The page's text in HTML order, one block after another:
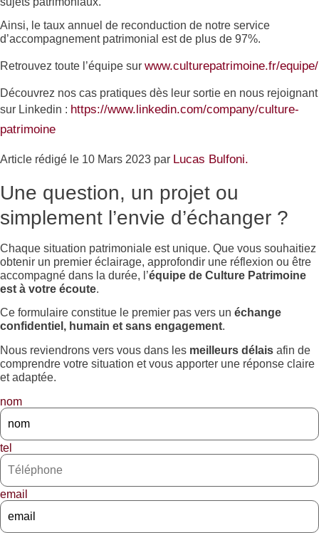
Ainsi, le taux annuel de reconduction de notre service
d’accompagnement patrimonial est de plus de 97%.
Retrouvez toute l’équipe sur www.culturepatrimoine.fr/equipe/
Découvrez nos cas pratiques dès leur sortie en nous rejoignant
sur Linkedin : https://www.linkedin.com/company/culture-
patrimoine
Article rédigé le 10 Mars 2023 par Lucas Bulfoni.
Une question, un projet ou
simplement l’envie d’échanger ?
Chaque situation patrimoniale est unique. Que vous souhaitiez
obtenir un premier éclairage, approfondir une réflexion ou être
accompagné dans la durée, l’équipe de Culture Patrimoine
est à votre écoute.
Ce formulaire constitue le premier pas vers un échange
confidentiel, humain et sans engagement.
Nous reviendrons vers vous dans les meilleurs délais afin de
comprendre votre situation et vous apporter une réponse claire
et adaptée.
nom
tel
email